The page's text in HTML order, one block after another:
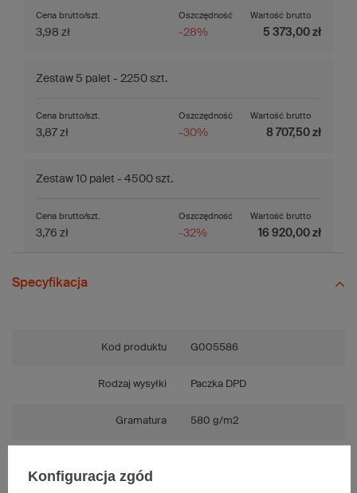
Oszczędność
-28%
Cena brutto/szt.
3,98 zł
Wartość brutto
5 373,00 zł
Zestaw 5 palet - 2250 szt.
Oszczędność
-30%
Cena brutto/szt.
3,87 zł
Wartość brutto
8 707,50 zł
Zestaw 10 palet - 4500 szt.
Oszczędność
-32%
Cena brutto/szt.
3,76 zł
Wartość brutto
16 920,00 zł
Specyfikacja
Kod produktu G005586
Rodzaj wysyłki Paczka DPD
Gramatura 580 g/m2
Konfiguracja zgód